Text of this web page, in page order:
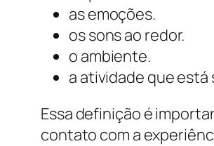
as emoções.
os sons ao redor.
o ambiente.
a atividade que
Essa definição é
contato com a